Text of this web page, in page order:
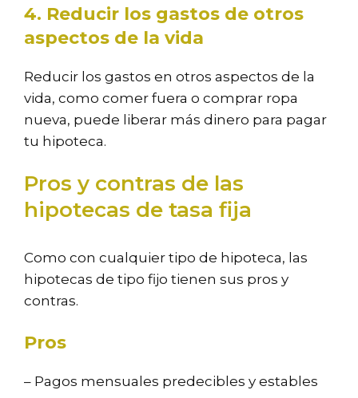
4. Reducir los gastos de otros
aspectos de la vida
Reducir los gastos en otros aspectos de la
vida, como comer fuera o comprar ropa
nueva, puede liberar más dinero para pagar
tu hipoteca.
Pros y contras de las
hipotecas de tasa fija
Como con cualquier tipo de hipoteca, las
hipotecas de tipo fijo tienen sus pros y
contras.
Pros
– Pagos mensuales predecibles y estables